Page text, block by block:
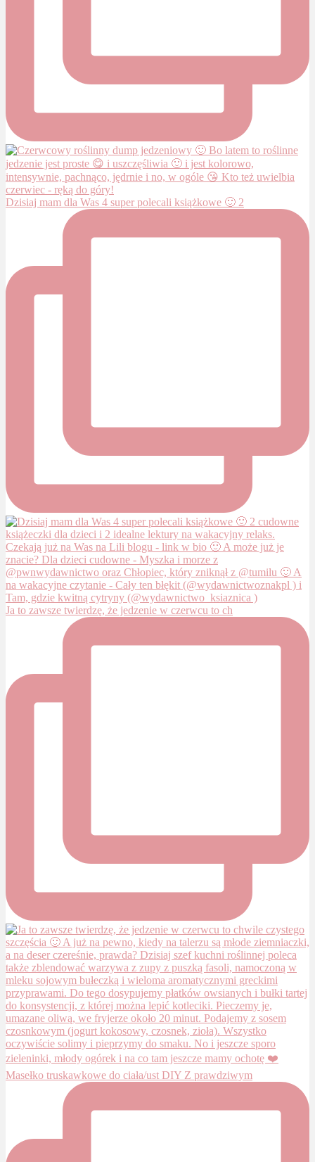
Dzisiaj mam dla Was 4 super polecali książkowe 🙂 2
Ja to zawsze twierdzę, że jedzenie w czerwcu to ch
Masełko truskawkowe do ciała/ust DIY Z prawdziwym